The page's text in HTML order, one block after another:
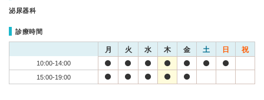
泌尿器科
診療時間
月 火 水 木 金 土 日 祝
10:00-14:00
15:00-19:00